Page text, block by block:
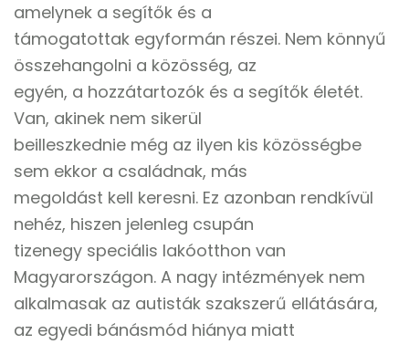
amelynek a segítők és a
támogatottak egyformán részei. Nem könnyű
összehangolni a közösség, az
egyén, a hozzátartozók és a segítők életét.
Van, akinek nem sikerül
beilleszkednie még az ilyen kis közösségbe
sem ekkor a családnak, más
megoldást kell keresni. Ez azonban rendkívül
nehéz, hiszen jelenleg csupán
tizenegy speciális lakóotthon van
Magyarországon. A nagy intézmények nem
alkalmasak az autisták szakszerű ellátására,
az egyedi bánásmód hiánya miatt